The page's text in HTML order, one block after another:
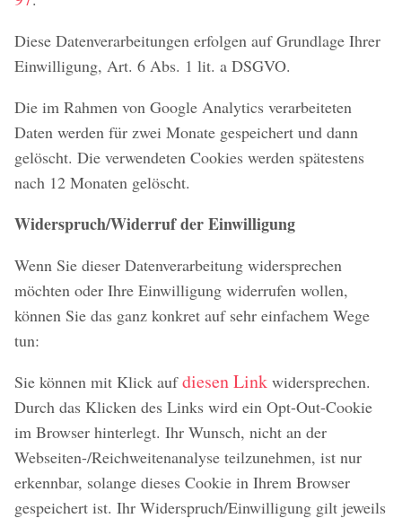
Diese Datenverarbeitungen erfolgen auf Grundlage Ihrer
Einwilligung, Art. 6 Abs. 1 lit. a DSGVO.
Die im Rahmen von Google Analytics verarbeiteten
Daten werden für zwei Monate gespeichert und dann
gelöscht. Die verwendeten Cookies werden spätestens
nach 12 Monaten gelöscht.
Widerspruch/Widerruf der Einwilligung
Wenn Sie dieser Datenverarbeitung widersprechen
möchten oder Ihre Einwilligung widerrufen wollen,
können Sie das ganz konkret auf sehr einfachem Wege
tun:
Sie können mit Klick aufdiesen Link widersprechen.
Durch das Klicken des Links wird ein Opt-Out-Cookie
im Browser hinterlegt. Ihr Wunsch, nicht an der
Webseiten-/Reichweitenanalyse teilzunehmen, ist nur
erkennbar, solange dieses Cookie in Ihrem Browser
gespeichert ist. Ihr Widerspruch/Einwilligung gilt jeweils